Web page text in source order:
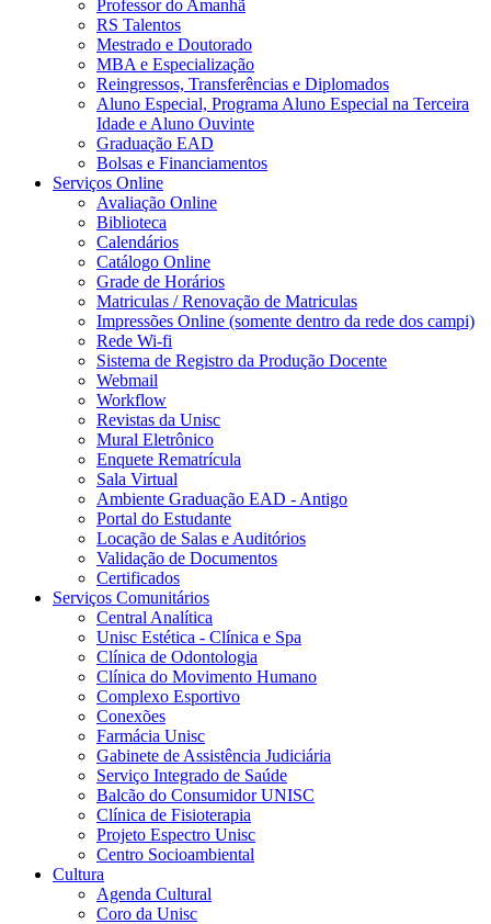
Professor do Amanhã
RS Talentos
Mestrado e Doutorado
MBA e Especialização
Reingressos, Transferências e Diplomados
Aluno Especial, Programa Aluno Especial na Terceira
Idade e Aluno Ouvinte
Graduação EAD
Bolsas e Financiamentos
Serviços Online
Avaliação Online
Biblioteca
Calendários
Catálogo Online
Grade de Horários
Matriculas / Renovação de Matriculas
Impressões Online (somente dentro da rede dos campi)
Rede Wi-fi
Sistema de Registro da Produção Docente
Webmail
Workflow
Revistas da Unisc
Mural Eletrônico
Enquete Rematrícula
Sala Virtual
Ambiente Graduação EAD - Antigo
Portal do Estudante
Locação de Salas e Auditórios
Validação de Documentos
Certificados
Serviços Comunitários
Central Analítica
Unisc Estética - Clínica e Spa
Clínica de Odontologia
Clínica do Movimento Humano
Complexo Esportivo
Conexões
Farmácia Unisc
Gabinete de Assistência Judiciária
Serviço Integrado de Saúde
Balcão do Consumidor UNISC
Clínica de Fisioterapia
Projeto Espectro Unisc
Centro Socioambiental
Cultura
Agenda Cultural
Coro da Unisc